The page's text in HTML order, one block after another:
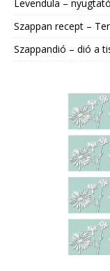
Levendula –
Szappan recept –
Szappandió – dió a